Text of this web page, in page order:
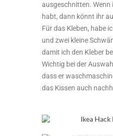
ausgeschnitten. Wenn
habt, dann könnt ihr
Für das Kleben, habe
und zwei kleine
damit ich den Kleber
Wichtig bei der
dass er
das Kissen auch